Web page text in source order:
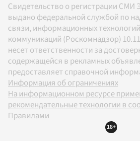
Свидетельство о регистрации СМИ
выдано федеральной службой по
связи, информационных
коммуникаций (Роскомнадзор)
несет ответственности за
содержащейся в рекламных
предоставляет справочной
Информация об ограничениях
На информационном ресурсе
рекомендательные технологии в
Правилами
18+